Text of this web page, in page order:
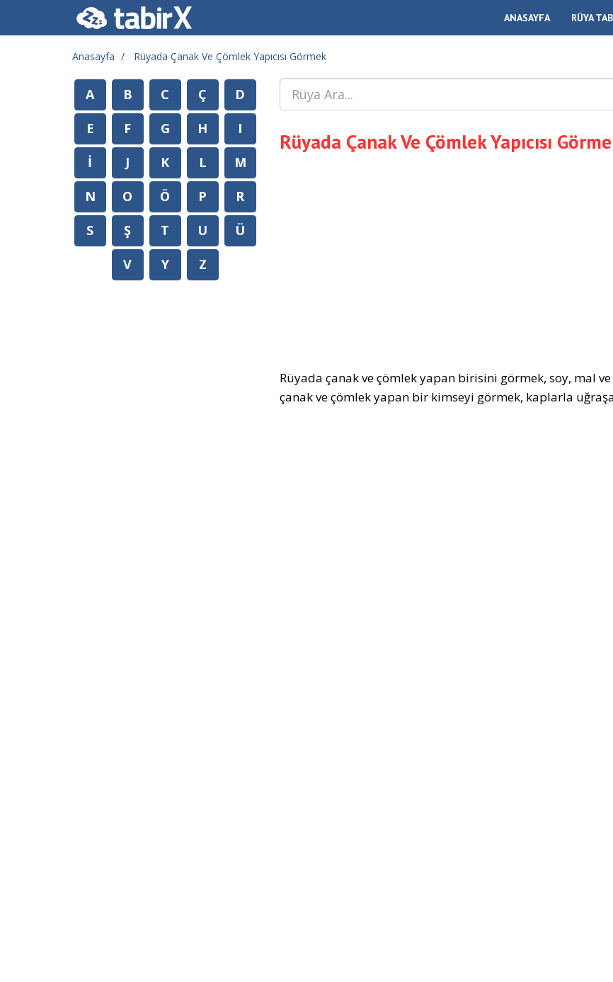
ANASAYFA RÜYA
Anasayfa Rüyada Çanak Ve Çömlek Yapıcısı Görmek
Rüyada Çanak Ve Çömlek Yapıcısı
Rüyada çanak ve çömlek yapan birisini görmek, soy, mal
çanak ve çömlek yapan bir kimseyi görmek, kaplarla
A B C Ç
D
E
F G H
I
İ
J K L
M
N
O Ö P
R
S
Ş T U
Ü
V
Y Z